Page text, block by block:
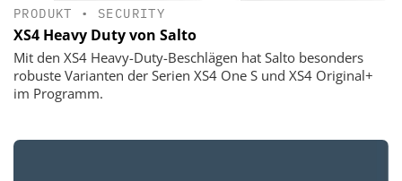
PRODUKT • SECURITY
XS4 Heavy Duty von Salto
Mit den XS4 Heavy-Duty-Beschlägen hat Salto besonders
robuste Varianten der Serien XS4 One S und XS4 Original+
im Programm.